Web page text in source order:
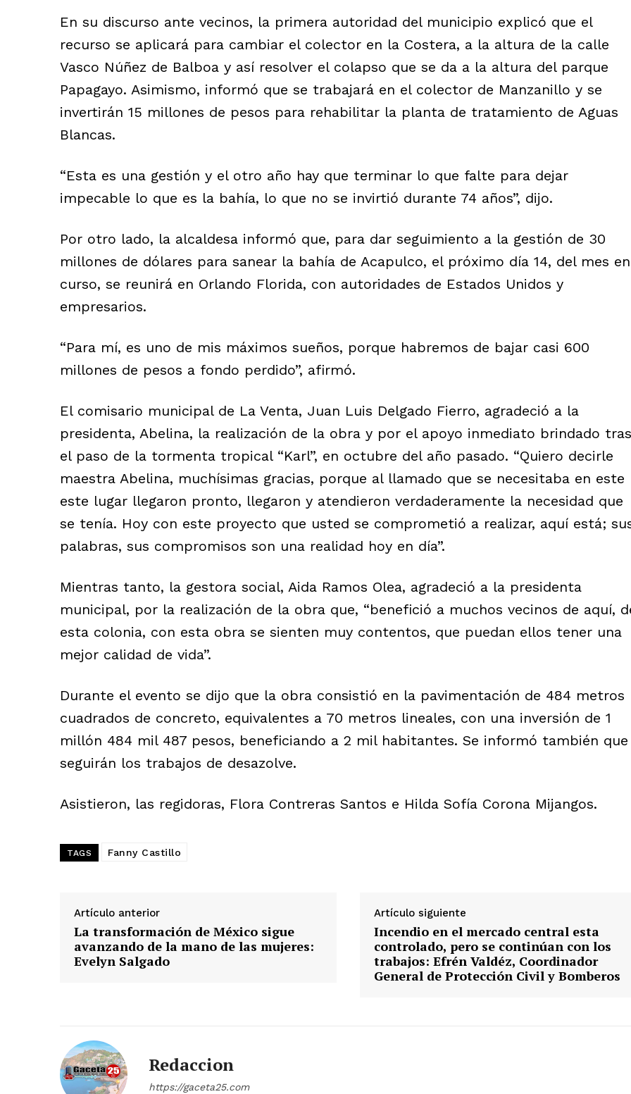
En su discurso ante vecinos, la primera autoridad del municipio explicó que el
recurso se aplicará para cambiar el colector en la Costera, a la altura de la calle
Vasco Núñez de Balboa y así resolver el colapso que se da a la altura del parque
Papagayo. Asimismo, informó que se trabajará en el colector de Manzanillo y se
invertirán 15 millones de pesos para rehabilitar la planta de tratamiento de Aguas
Blancas.
“Esta es una gestión y el otro año hay que terminar lo que falte para dejar
impecable lo que es la bahía, lo que no se invirtió durante 74 años”, dijo.
Por otro lado, la alcaldesa informó que, para dar seguimiento a la gestión de 30
millones de dólares para sanear la bahía de Acapulco, el próximo día 14, del mes en
curso, se reunirá en Orlando Florida, con autoridades de Estados Unidos y
empresarios.
“Para mí, es uno de mis máximos sueños, porque habremos de bajar casi 600
millones de pesos a fondo perdido”, afirmó.
El comisario municipal de La Venta, Juan Luis Delgado Fierro, agradeció a la
presidenta, Abelina, la realización de la obra y por el apoyo inmediato brindado tras
el paso de la tormenta tropical “Karl”, en octubre del año pasado. “Quiero decirle
maestra Abelina, muchísimas gracias, porque al llamado que se necesitaba en este
este lugar llegaron pronto, llegaron y atendieron verdaderamente la necesidad que
se tenía. Hoy con este proyecto que usted se comprometió a realizar, aquí está;
palabras, sus compromisos son una realidad hoy en día”.
Mientras tanto, la gestora social, Aida Ramos Olea, agradeció a la presidenta
municipal, por la realización de la obra que, “benefició a muchos vecinos de aquí,
esta colonia, con esta obra se sienten muy contentos, que puedan ellos tener una
mejor calidad de vida”.
Durante el evento se dijo que la obra consistió en la pavimentación de 484 metros
cuadrados de concreto, equivalentes a 70 metros lineales, con una inversión de 1
millón 484 mil 487 pesos, beneficiando a 2 mil habitantes. Se informó también que
seguirán los trabajos de desazolve.
Asistieron, las regidoras, Flora Contreras Santos e Hilda Sofía Corona Mijangos.
TAGS Fanny Castillo
Artículo anterior
La transformación de México sigue
avanzando de la mano de las mujeres:
Evelyn Salgado
Artículo siguiente
Incendio en el mercado central esta
controlado, pero se continúan con los
trabajos: Efrén Valdéz, Coordinador
General de Protección Civil y Bomberos
Redaccion
https://gaceta25.com